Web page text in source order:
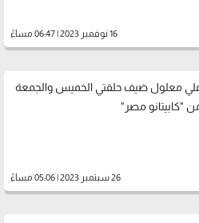
16 نوفمبر 2023 | 06:47 مساءً
معلول ضيف حلقتي الخميس والجمعة
"كابيتانو مصر"
26 سبتمبر 2023 | 05:06 مساءً